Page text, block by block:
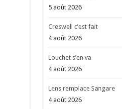
5 août 2026
Creswell c’est fait
4 août 2026
Louchet s’en va
4 août 2026
Lens remplace Sangare
4 août 2026